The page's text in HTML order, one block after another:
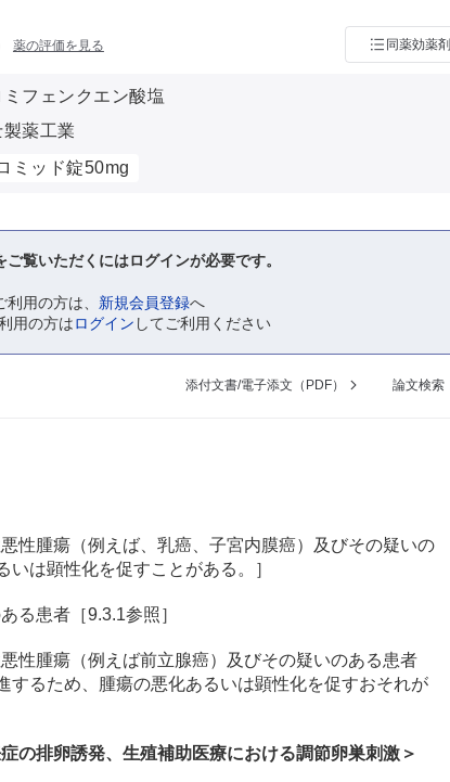
薬の評価を見る 同薬効薬剤
ミフェンクエン酸塩
製薬工業
ミッド錠50mg
覧いただくにはログインが必要です。
利用の方は、 新規会員登録へ
用の方はログイン してご利用ください
添付文書/電子添文（PDF） 論文検索
腫瘍（例えば、乳癌、子宮内膜癌）及びその疑いの
いは顕性化を促すことがある。］
患者［9.3.1参照］
腫瘍（例えば前立腺癌）及びその疑いのある患者
するため、腫瘍の悪化あるいは顕性化を促すおそれが
の排卵誘発、生殖補助医療における調節卵巣刺激＞